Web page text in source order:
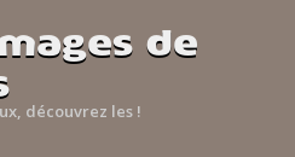
de
découvrez les !